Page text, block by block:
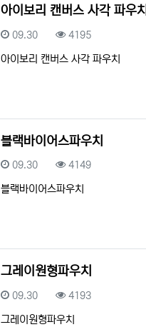
아이보리 캔버스 사각 파우치
등록일
09.30 조회
4195
아이보리 캔버스 사각 파우치
블랙바이어스파우치
등록일
09.30 조회
4149
블랙바이어스파우치
그레이원형파우치
등록일
09.30 조회
4193
그레이원형파우치